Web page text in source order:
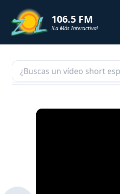
106.5 FM
!La Más Interactiva!
NOTICIAS
ZOL TV